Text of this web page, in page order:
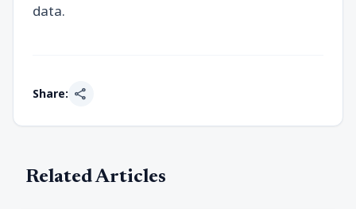
data.
Share: share
Related Articles